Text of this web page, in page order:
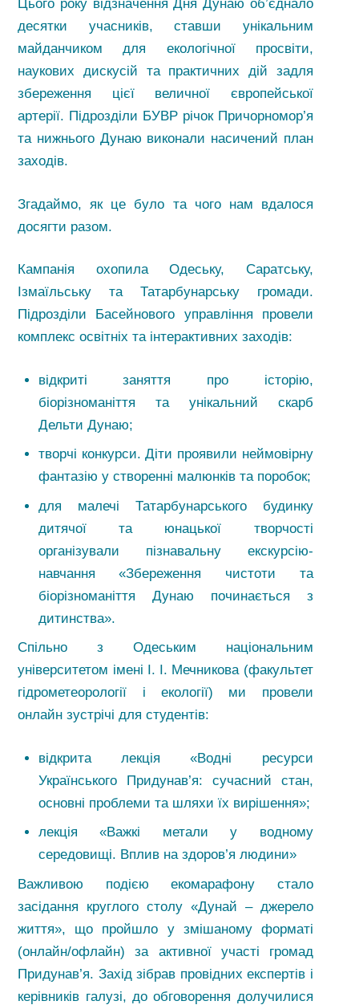
Цього року відзначення Дня Дунаю об’єднало
десятки учасників, ставши унікальним
майданчиком для екологічної просвіти,
наукових дискусій та практичних дій задля
збереження цієї величної європейської
артерії. Підрозділи БУВР річок Причорномор’я
та нижнього Дунаю виконали насичений план
заходів.
Згадаймо, як це було та чого нам вдалося
досягти разом.
Кампанія охопила Одеську, Саратську,
Ізмаїльську та Татарбунарську громади.
Підрозділи Басейнового управління провели
комплекс освітніх та інтерактивних заходів:
відкриті заняття про історію,
біорізноманіття та унікальний скарб
Дельти Дунаю;
творчі конкурси. Діти проявили неймовірну
фантазію у створенні малюнків та поробок;
для малечі Татарбунарського будинку
дитячої та юнацької творчості
організували пізнавальну екскурсію-
навчання «Збереження чистоти та
біорізноманіття Дунаю починається з
дитинства».
Спільно з Одеським національним
університетом імені І. І. Мечникова (факультет
гідрометеорології і екології) ми провели
онлайн зустрічі для студентів:
відкрита лекція «Водні ресурси
Українського Придунав’я: сучасний стан,
основні проблеми та шляхи їх вирішення»;
лекція «Важкі метали у водному
середовищі. Вплив на здоров’я людини»
Важливою подією екомарафону стало
засідання круглого столу «Дунай – джерело
життя», що пройшло у змішаному форматі
(онлайн/офлайн) за активної участі громад
Придунав’я. Захід зібрав провідних експертів і
керівників галузі, до обговорення долучилися